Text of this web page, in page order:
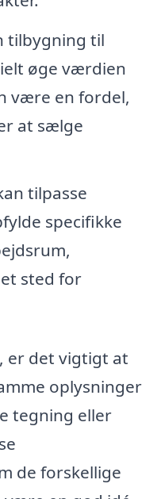
tilbygning til
øge værdien
være en fordel,
at sælge
tilpasse
specifikke
sted for
er det vigtigt at
oplysninger
tegning eller
de forskellige